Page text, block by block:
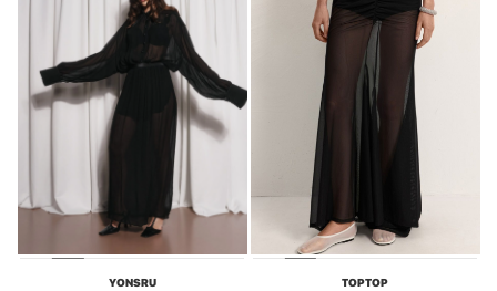
YONSRU TOPTOP